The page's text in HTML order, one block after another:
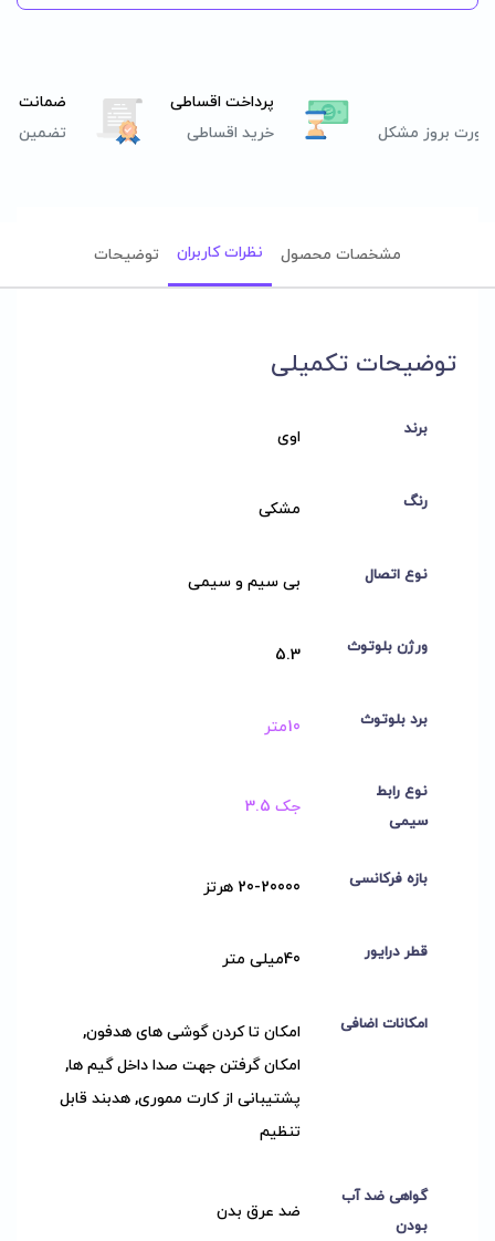
بروز مشکل
پرداخت اقساطی
خرید اقساطی
ضمانت
تضمین
مشخصات محصول نظرات کاربران توضیحات
توضیحات تکمیلی
برند اوی
رنگ مشکی
نوع اتصال بی سیم و سیمی
ورژن بلوتوث 5.3
برد بلوتوث 10متر
نوع رابط
سیمی
جک 3.5
بازه فرکانسی 20-20000 هرتز
قطر درایور 40میلی متر
امکانات اضافی
امکان تا کردن گوشی های هدفون,
امکان گرفتن جهت صدا داخل گیم ها,
پشتیبانی از کارت مموری, هدبند قابل
تنظیم
گواهی ضد آب
بودن
ضد عرق بدن